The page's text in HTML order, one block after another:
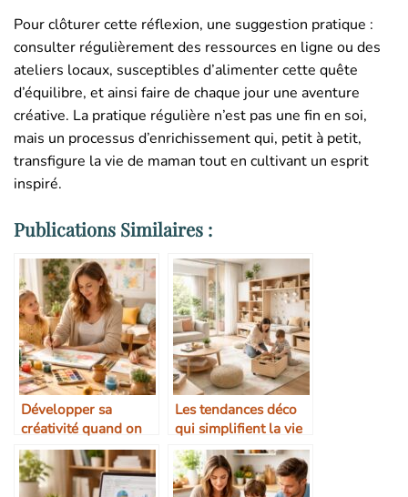
Pour clôturer cette réflexion, une suggestion pratique :
consulter régulièrement des ressources en ligne ou des
ateliers locaux, susceptibles d’alimenter cette quête
d’équilibre, et ainsi faire de chaque jour une aventure
créative. La pratique régulière n’est pas une fin en soi,
mais un processus d’enrichissement qui, petit à petit,
transfigure la vie de maman tout en cultivant un esprit
inspiré.
Publications Similaires :
Développer sa
créativité quand on
est maman
Les tendances déco
qui simplifient la vie
des parents